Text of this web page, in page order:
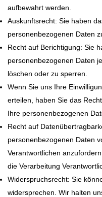
aufbewahrt werden.
Auskunftsrecht: Sie haben
personenbezogenen Daten
Recht auf Berichtigung: Sie
personenbezogenen Daten
löschen oder zu sperren.
Wenn Sie uns Ihre
erteilen, haben Sie das
Ihre personenbezogenen
Recht auf
personenbezogenen Daten
Verantwortlichen
die Verarbeitung
Widerspruchsrecht: Sie
widersprechen. Wir halten